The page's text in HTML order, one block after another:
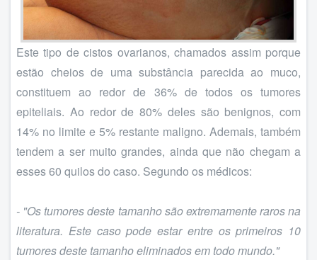
Este tipo de cistos ovarianos, chamados assim porque
estão cheios de uma substância parecida ao muco,
constituem ao redor de 36% de todos os tumores
epiteliais. Ao redor de 80% deles são benignos, com
14% no limite e 5% restante maligno. Ademais, também
tendem a ser muito grandes, ainda que não chegam a
esses 60 quilos do caso. Segundo os médicos:
- "Os tumores deste tamanho são extremamente raros na
literatura. Este caso pode estar entre os primeiros 10
tumores deste tamanho eliminados em todo mundo."